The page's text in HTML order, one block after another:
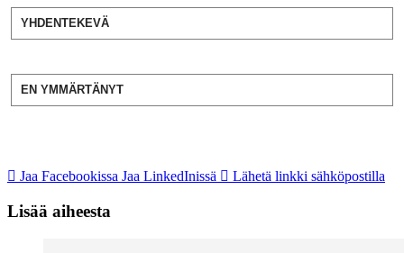
YHDENTEKEVÄ
EN YMMÄRTÄNYT
Jaa Facebookissa Jaa LinkedInissä Lähetä linkki sähköpostilla
Lisää aiheesta